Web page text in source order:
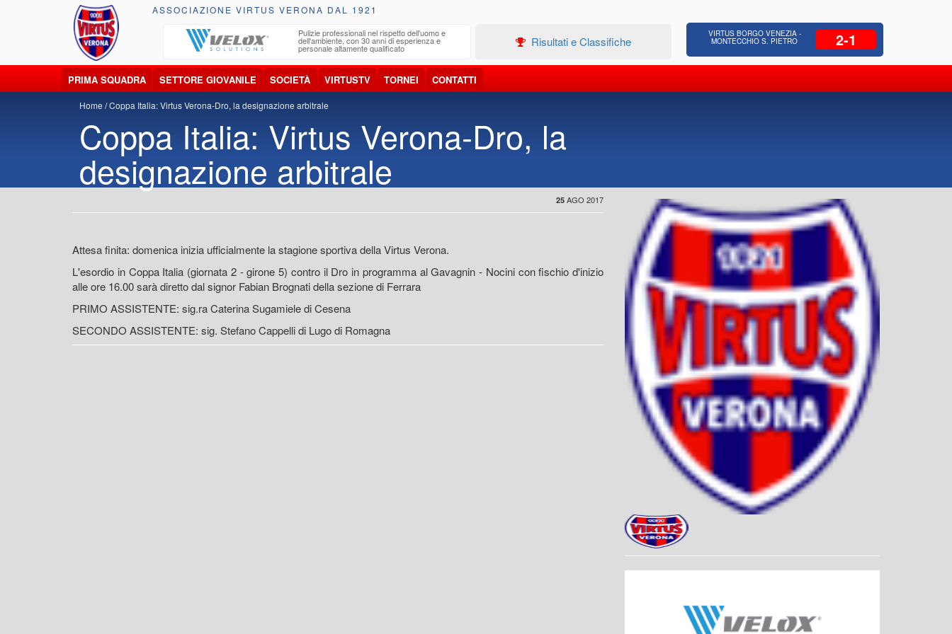
ASSOCIAZIONE VIRTUS VERONA DAL 1921
trasporto, smaltimento e recupero di Pulizie professionali nel rispetto dell'uomo e
dell'ambiente, con 30 anni di esperienza e
personale altamente qualificato
Edilizia Residenziale, Opere pubbliche,
Progettazione Strade, Opere idrauliche, Bonifica
Risultati e Classifiche
VIRTUS BORGO VENEZIA -
MONTECCHIO S. PIETRO 2-1
PRIMA SQUADRA SETTORE GIOVANILE SOCIETÀ VIRTUSTV TORNEI CONTATTI
Home Coppa Italia: Virtus Verona-Dro, la designazione arbitrale
Coppa Italia: Virtus Verona-Dro, la
designazione arbitrale
25 AGO 2017
Attesa finita: domenica inizia ufficialmente la stagione sportiva della Virtus Verona.
L'esordio in Coppa Italia (giornata 2 - girone 5) contro il Dro in programma al Gavagnin - Nocini con fischio d'inizio
alle ore 16.00 sarà diretto dal signor Fabian Brognati della sezione di Ferrara
PRIMO ASSISTENTE: sig.ra Caterina Sugamiele di Cesena
SECONDO ASSISTENTE: sig. Stefano Cappelli di Lugo di Romagna